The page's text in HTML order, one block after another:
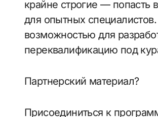
крайне строгие —
для опытных
возможностью для
переквалификацию под
Партнерский материал?
Присоединиться к